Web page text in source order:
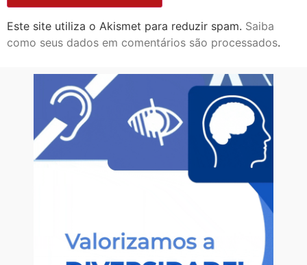
Este site utiliza o Akismet para reduzir spam. Saiba
como seus dados em comentários são processados.